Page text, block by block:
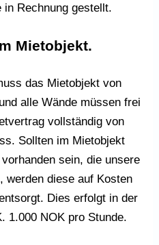
in Rechnung gestellt.
Mietobjekt.
das Mietobjekt von
alle Wände müssen frei
vollständig von
Sollten im Mietobjekt
sein, die unsere
werden diese auf Kosten
Dies erfolgt in der
1.000 NOK pro Stunde.